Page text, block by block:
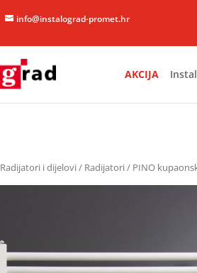
info@instalograd-promet.hr
AKCIJA
Radijatori i dijelovi/ Radijatori/ PINO